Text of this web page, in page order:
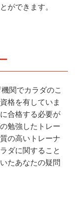
ができます。
関でカラダのこ
格を有していま
合格する必要が
勉強したトレー
の高いトレーナ
ダに関すること
たあなたの疑問